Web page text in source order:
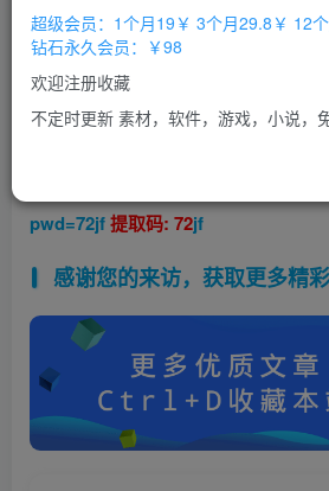
深夜忧郁伤感
pwd=72jf提取码: 72jf
感谢您的来访，获取更多精
超级会员：1个月19￥ 3个月29.8￥ 12
钻石永久会员：￥98
欢迎注册收藏
不定时更新 素材，软件，游戏，小说，